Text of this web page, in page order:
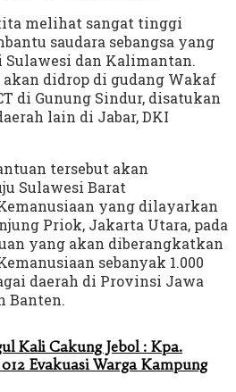
melihat sangat tinggi
saudara sebangsa yang
Sulawesi dan Kalimantan.
didrop di gudang Wakaf
di Gunung Sindur, disatukan
lain di Jabar, DKI
tersebut akan
Sulawesi Barat
yang dilayarkan
Priok, Jakarta Utara, pada
yang akan diberangkatkan
sebanyak 1.000
daerah di Provinsi Jawa
Banten.
Kali Cakung Jebol : Kpa.
Evakuasi Warga Kampung